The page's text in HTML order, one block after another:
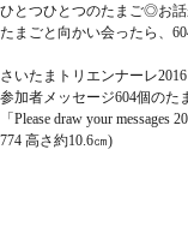
ひとつひとつのたまご◎お話
たまごと向かい会ったら、
さいたまトリエンナーレ
参加者メッセージ604個のた
「Please draw your
774 高さ約10.6㎝)